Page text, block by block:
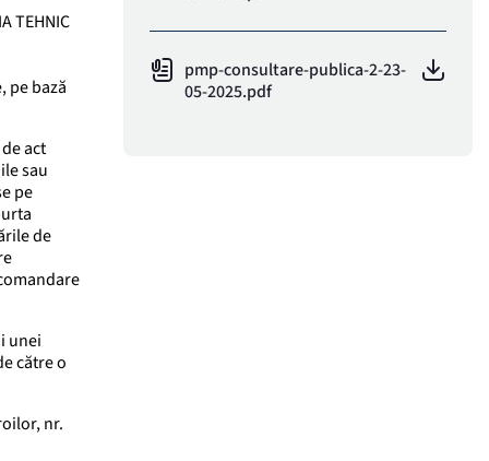
TEHNIC
pe bază
act
sau
pe
de
unei
către o
nr.
pmp-consultare-publica-2-23-
05-2025.pdf